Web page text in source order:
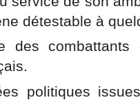
détestable à
des
politiques